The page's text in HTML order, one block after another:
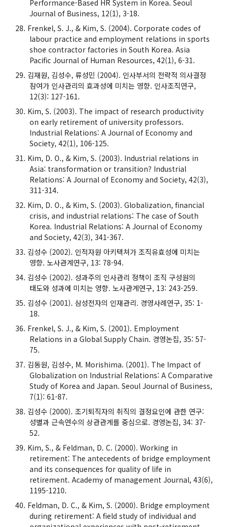
Performance-Based HR System in Korea. Seoul
Journal of Business, 12(1), 3-18.
Frenkel, S. J., & Kim, S. (2004). Corporate codes of
labour practice and employment relations in sports
shoe contractor factories in South Korea. Asia
Pacific Journal of Human Resources, 42(1), 6-31.
김재원, 김성수, 류성민 (2004). 인사부서의 전략적 의사결정
참여가 인사관리의 효과성에 미치는 영향. 인사조직연구,
12(3): 127-161.
Kim, S. (2003). The impact of research productivity
on early retirement of university professors.
Industrial Relations: A Journal of Economy and
Society, 42(1), 106-125.
Kim, D. O., & Kim, S. (2003). Industrial relations in
Asia: transformation or transition? Industrial
Relations: A Journal of Economy and Society, 42(3),
311-314.
Kim, D. O., & Kim, S. (2003). Globalization, financial
crisis, and industrial relations: The case of South
Korea. Industrial Relations: A Journal of Economy
and Society, 42(3), 341-367.
김성수 (2002). 인적자원 아키텍쳐가 조직유효성에 미치는
영향. 노사관계연구, 13: 78-94.
김성수 (2002). 성과주의 인사관리 정책이 조직 구성원의
태도와 성과에 미치는 영향. 노사관계연구, 13: 243-259.
김성수 (2001). 삼성전자의 인재관리. 경영사례연구, 35: 1-
18.
Frenkel, S. J., & Kim, S. (2001). Employment
Relations in a Global Supply Chain. 경영논집, 35: 57-
75.
김동원, 김성수, M. Morishima. (2001). The Impact of
Globalization on Industrial Relations: A Comparative
Study of Korea and Japan. Seoul Journal of Business,
7(1): 61-87.
김성수 (2000). 조기퇴직자의 취직의 결정요인에 관한 연구:
성별과 근속연수의 상관관계를 중심으로. 경영논집, 34: 37-
52.
Kim, S., & Feldman, D. C. (2000). Working in
retirement: The antecedents of bridge employment
and its consequences for quality of life in
retirement. Academy of management Journal, 43(6),
1195-1210.
Feldman, D. C., & Kim, S. (2000). Bridge employment
during retirement: A field study of individual and